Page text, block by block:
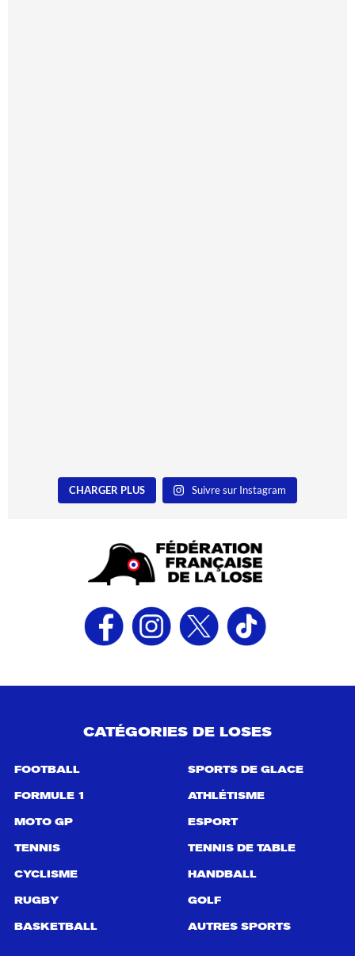
CHARGER PLUS Suivre sur Instagram
CATÉGORIES DE LOSES
FOOTBALL
FORMULE 1
MOTO GP
TENNIS
CYCLISME
RUGBY
BASKETBALL
SPORTS DE GLACE
ATHLÉTISME
ESPORT
TENNIS DE TABLE
HANDBALL
GOLF
AUTRES SPORTS